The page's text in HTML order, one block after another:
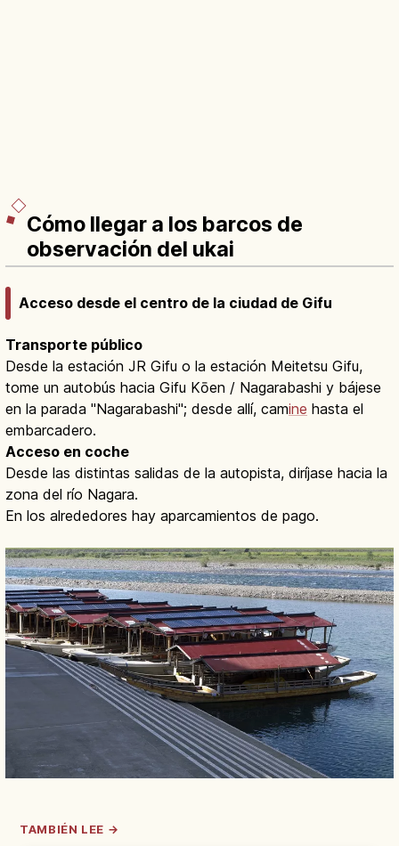
Cómo llegar a los barcos de
observación del ukai
Acceso desde el centro de la ciudad de Gifu
Transporte público
Desde la estación JR Gifu o la estación Meitetsu Gifu,
tome un autobús hacia Gifu Kōen / Nagarabashi y bájese
en la parada "Nagarabashi"; desde allí, camine hasta el
embarcadero.
Acceso en coche
Desde las distintas salidas de la autopista, diríjase hacia la
zona del río Nagara.
En los alrededores hay aparcamientos de pago.
TAMBIÉN LEE →